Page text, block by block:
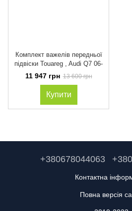
Комплект важелів передньої
підвіски Touareg , Audi Q7 06-
11 947 грн 13 600 грн
Купити
+380678044063
Контактна
Повна версія